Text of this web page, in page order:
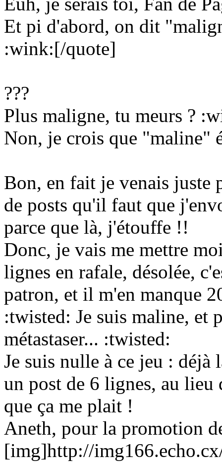
Et pi d'abord, on dit
:wink:[/quote]
???
Plus maligne, tu meurs ?
Non, je crois que "maline"
Bon, en fait je venais juste
de posts qu'il faut que
parce que là, j'étouffe !!
Donc, je vais me mettre
lignes en rafale, désolée,
patron, et il m'en manque
:twisted: Je suis maline, et
métastaser... :twisted:
Je suis nulle à ce jeu :
un post de 6 lignes, au
que ça me plait !
Aneth, pour la promotion
[img]http://